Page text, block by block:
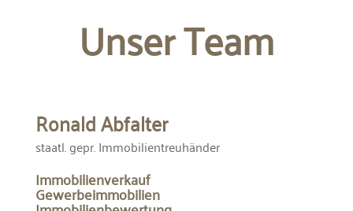
Unser Team
Ronald Abfalter
staatl. gepr. Immobilientreuhänder
Immobilienverkauf
Gewerbeimmobilien